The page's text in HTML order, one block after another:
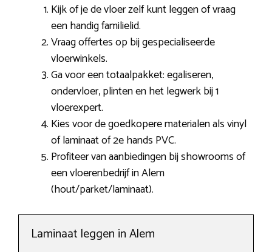
Kijk of je de vloer zelf kunt leggen of vraag
een handig familielid.
Vraag offertes op bij gespecialiseerde
vloerwinkels.
Ga voor een totaalpakket: egaliseren,
ondervloer, plinten en het legwerk bij 1
vloerexpert.
Kies voor de goedkopere materialen als vinyl
of laminaat of 2e hands PVC.
Profiteer van aanbiedingen bij showrooms of
een vloerenbedrijf in Alem
(hout/parket/laminaat).
Laminaat leggen in Alem